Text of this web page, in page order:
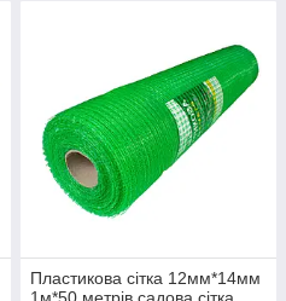
Пластикова сітка 12мм*14мм